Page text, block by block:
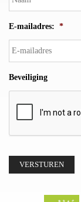
E-mailadres: *
Beveiliging
VERSTUREN